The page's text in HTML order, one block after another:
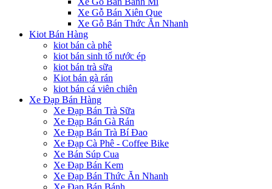
Xe Gỗ Bán Xiên Que
Xe Gỗ Bán Thức Ăn Nhanh
Kiot Bán Hàng
kiot bán cà phê
kiot bán sinh tố nước ép
kiot bán trà sữa
Kiot bán gà rán
kiot bán cá viên chiên
Xe Đạp Bán Hàng
Xe Đạp Bán Trà Sữa
Xe Đạp Bán Gà Rán
Xe Đạp Bán Trà Bí Đao
Xe Đạp Cà Phê - Coffee Bike
Xe Bán Súp Cua
Xe Đạp Bán Kem
Xe Đạp Bán Thức Ăn Nhanh
Xe Đạp Bán Bánh